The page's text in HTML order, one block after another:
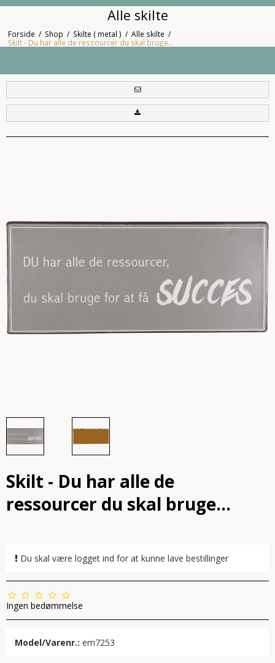
Alle skilte
Forside / Shop / Skilte ( metal ) / Alle skilte /
Skilt - Du har alle de ressourcer du skal bruge...
Skilt - Du har alle de
ressourcer du skal bruge...
Du skal være logget ind for at kunne lave bestillinger
Ingen bedømmelse
Model/Varenr.: em7253